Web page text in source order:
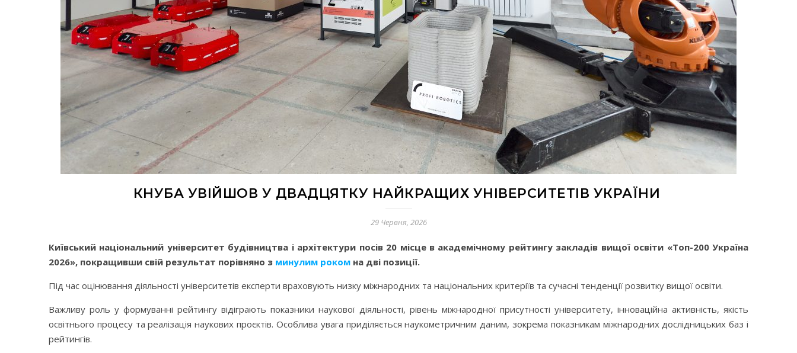
КНУБА УВІЙШОВ У ДВАДЦЯТКУ НАЙКРАЩИХ УНІВЕРСИТЕТІВ УКРАЇНИ
29 Червня, 2026
Київський національний університет будівництва і архітектури посів 20 місце в академічному рейтингу закладів вищої освіти «Топ-200 Україна
2026», покращивши свій результат порівняно з минулим роком на дві позиції.
Під час оцінювання діяльності університетів експерти враховують низку міжнародних та національних критеріїв та сучасні тенденції розвитку вищої освіти.
Важливу роль у формуванні рейтингу відіграють показники наукової діяльності, рівень міжнародної присутності університету, інноваційна активність, якість
освітнього процесу та реалізація наукових проєктів. Особлива увага приділяється наукометричним даним, зокрема показникам міжнародних дослідницьких баз і
рейтингів.